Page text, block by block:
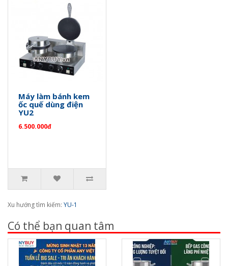
Máy làm bánh kem
ốc quế dùng điện
YU2
6.500.000đ
Xu hướng tìm kiếm: YU-1
Có thể bạn quan tâm